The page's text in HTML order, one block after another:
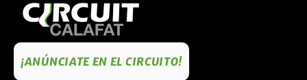
¡ANÚNCIATE EN EL CIRCUITO!